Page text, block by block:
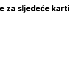
za sljedeće